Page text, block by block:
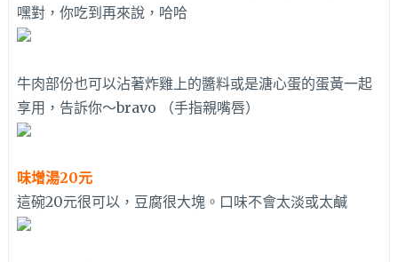
嘿對，你吃到再來說，哈哈
牛肉部份也可以沾著炸雞上的醬料或是溏心蛋的蛋黃一起
享用，告訴你～bravo （手指親嘴唇）
味增湯20元
這碗20元很可以，豆腐很大塊。口味不會太淡或太鹹